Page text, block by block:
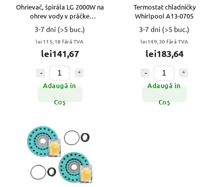
Ohrievač, špirála LG 2000W na
ohrev vody v práčke
AEG33121503 k1 VYPR
3-7 dní (>5 buc.)
lei115,18 fără TVA
lei141,67
Adaugă în
Coş
Termostat chladničky
Whirlpool A13-0705
3-7 dní (>5 buc.)
lei149,30 fără TVA
lei183,64
Adaugă în
Coş